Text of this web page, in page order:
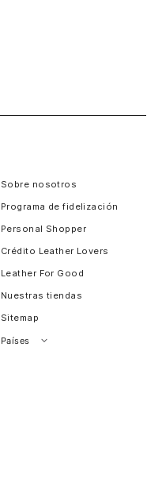
Sobre nosotros
Programa de fidelización
Personal Shopper
Crédito Leather Lovers
Leather For Good
Nuestras tiendas
Sitemap
Países